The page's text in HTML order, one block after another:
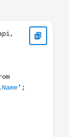
from 'lwc';